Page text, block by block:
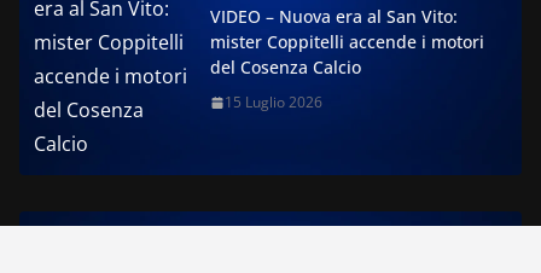
VIDEO – Nuova era al San Vito:
mister Coppitelli accende i motori
del Cosenza Calcio
15 Luglio 2026